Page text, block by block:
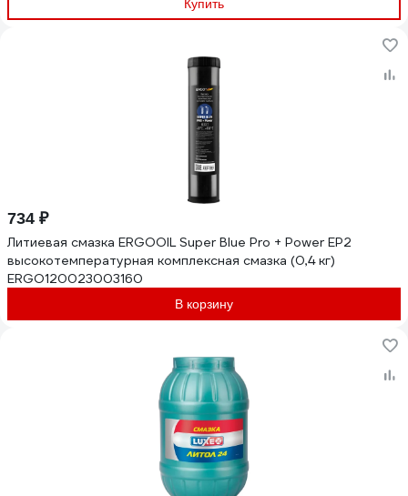
Купить
734 ₽
Литиевая смазка ERGOOIL Super Blue Pro + Power EP2
высокотемпературная комплексная смазка (0,4 кг)
ERGO120023003160
В корзину